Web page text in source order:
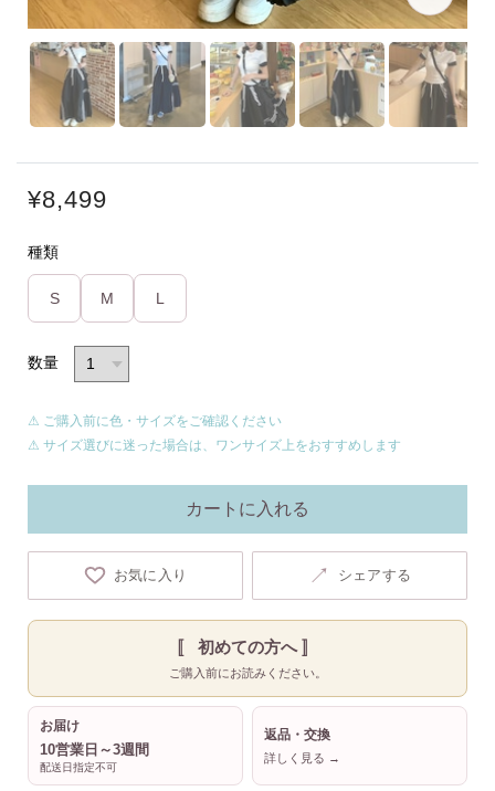
¥8,499
種類
S M
数量
⚠ ご購入前に色・サイズをご確認ください
⚠ サイズ選びに迷った場合は、ワンサイズ上をおすすめします
カートに入れる
お気に入り ↗ シェアする
〚 初めての方へ 〛
ご購入前にお読みください。
お届け
10営業日～3週間
配送日指定不可
返品・交換
詳しく見る →